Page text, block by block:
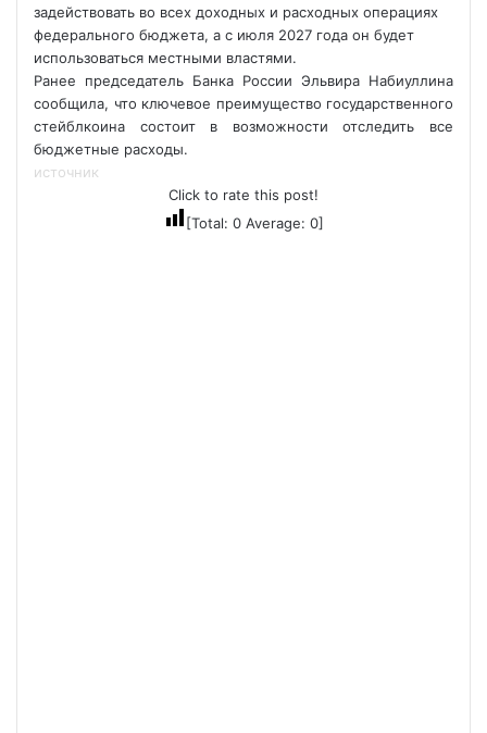
задействовать во всех доходных и расходных операциях
федерального бюджета, а с июля 2027 года он будет
использоваться местными властями.
Ранее председатель Банка России Эльвира Набиуллина
сообщила, что ключевое преимущество государственного
стейблкоина состоит в возможности отследить все
бюджетные расходы.
источник
Click to rate this post!
[Total: 0Average: 0]